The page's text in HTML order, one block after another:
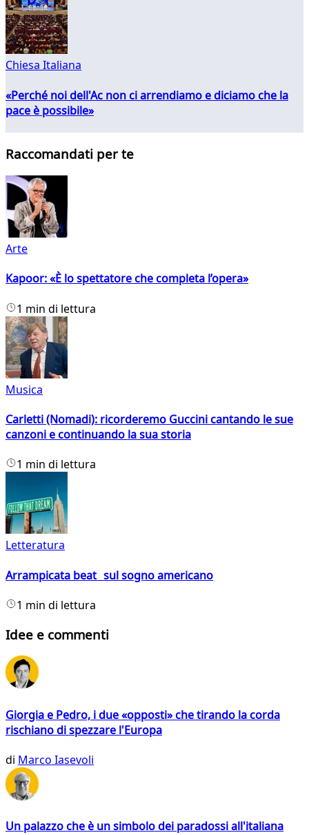
Chiesa Italiana
«Perché noi dell'Ac non ci arrendiamo e diciamo che la
pace è possibile»
Raccomandati per te
Arte
Kapoor: «È lo spettatore che completa l’opera»
1 min di lettura
Musica
Carletti (Nomadi): ricorderemo Guccini cantando le sue
canzoni e continuando la sua storia
1 min di lettura
Letteratura
Arrampicata beat sul sogno americano
1 min di lettura
Idee e commenti
Giorgia e Pedro, i due «opposti» che tirando la corda
rischiano di spezzare l'Europa
di Marco Iasevoli
Un palazzo che è un simbolo dei paradossi all'italiana